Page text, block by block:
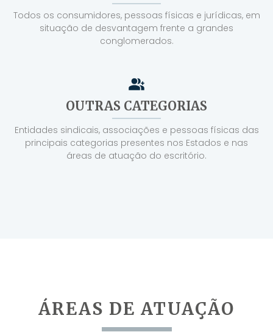
Todos os consumidores, pessoas físicas e jurídicas, em
situação de desvantagem frente a grandes
conglomerados.
OUTRAS CATEGORIAS
Entidades sindicais, associações e pessoas físicas das
principais categorias presentes nos Estados e nas
áreas de atuação do escritório.
ÁREAS DE ATUAÇÃO